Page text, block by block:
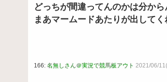
どっちが間違ってんのかは分から
まあマームードあたりが出してく
166: 名無しさん＠実況で競馬板アウト 2021/06/